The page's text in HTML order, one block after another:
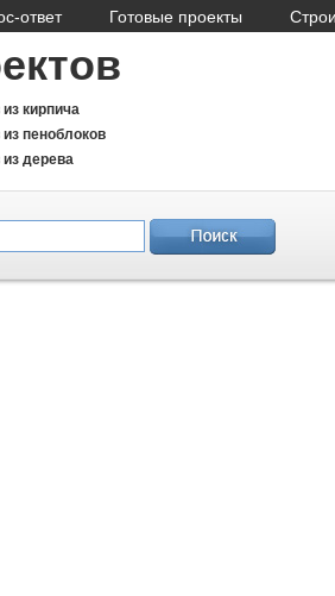
ответ Готовые проекты
кирпича
пеноблоков
дерева